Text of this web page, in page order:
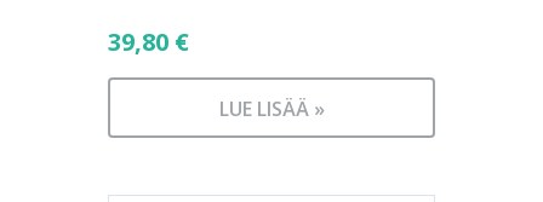
39,80 €
LUE LISÄÄ »